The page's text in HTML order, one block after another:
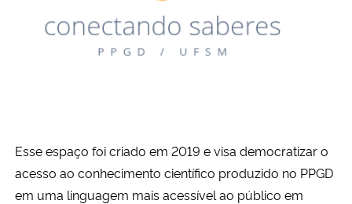
Ministério do Meio Ambiente
Esse espaço foi criado em 2019 e visa democratizar o
acesso ao conhecimento científico produzido no PPGD
em uma linguagem mais acessível ao público em